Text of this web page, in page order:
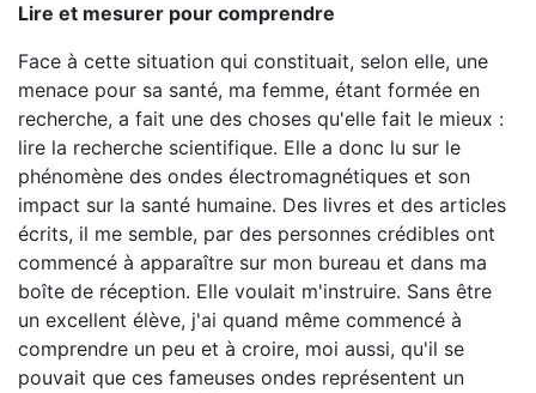
Lire et mesurer pour comprendre
Face à cette situation qui constituait, selon elle, une
menace pour sa santé, ma femme, étant formée en
recherche, a fait une des choses qu'elle fait le mieux :
lire la recherche scientifique. Elle a donc lu sur le
phénomène des ondes électromagnétiques et son
impact sur la santé humaine. Des livres et des articles
écrits, il me semble, par des personnes crédibles ont
commencé à apparaître sur mon bureau et dans ma
boîte de réception. Elle voulait m'instruire. Sans être
un excellent élève, j'ai quand même commencé à
comprendre un peu et à croire, moi aussi, qu'il se
pouvait que ces fameuses ondes représentent un